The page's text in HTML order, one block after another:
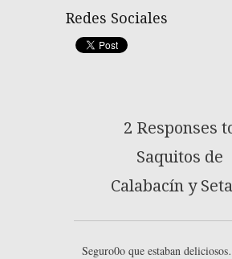
Redes Sociales
2 Responses
Saquitos de
Calabacín y
Seguro0o que estaban